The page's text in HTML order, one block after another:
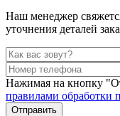
Наш менеджер
уточнения деталей
Нажимая на кнопку
правилами обработки